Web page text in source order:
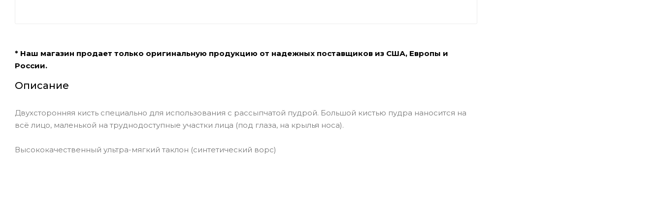
* Наш магазин продает только оригинальную продукцию от надежных поставщиков из США, Европы и
России.
Описание
Двухсторонняя кисть специально для использования с рассыпчатой пудрой. Большой кистью пудра наносится на
всё лицо, маленькой на труднодоступные участки лица (под глаза, на крылья носа).
Высококачественный ультра-мягкий таклон (синтетический ворс)